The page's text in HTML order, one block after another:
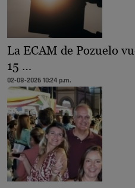
La ECAM de Pozuelo
15 …
02-08-2026 10:24 p.m.